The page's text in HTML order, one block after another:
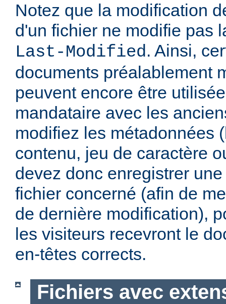
Notez que la modification
d'un fichier ne modifie pas
Last-Modified. Ainsi,
documents préalablement
peuvent encore être
mandataire avec les
modifiez les métadonnées
contenu, jeu de caractère
devez donc enregistrer
fichier concerné (afin de
de dernière modification),
les visiteurs recevront le
en-têtes corrects.
Fichiers avec